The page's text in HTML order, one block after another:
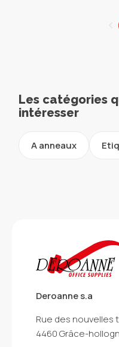
Les catégories
intéresser
A anneaux
Deroanne s.a
Rue des nouvelles
4460 Grâce-